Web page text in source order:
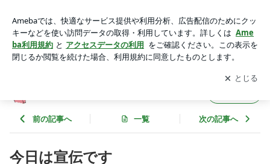
アプリをダウンロードして ブログの更新通知
を受け取りまし
ょう。
開く
前の記事へ 一覧 次の記事へ
今日は宣伝です